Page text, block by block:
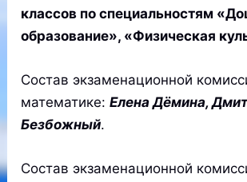
классов по специальностям
образование», «Физическая
Состав экзаменационной
математике:Елена Дёмина,
Безбожный.
Состав экзаменационной